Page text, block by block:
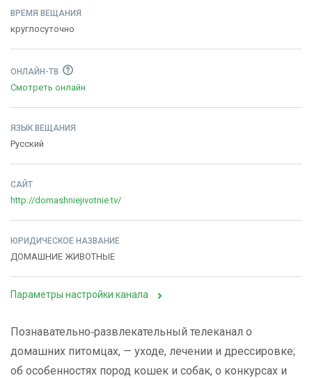
ВРЕМЯ ВЕЩАНИЯ
круглосуточно
ОНЛАЙН-ТВ
Смотреть онлайн
ЯЗЫК ВЕЩАНИЯ
Русский
САЙТ
http://domashniejivotnie.tv/
ЮРИДИЧЕСКОЕ НАЗВАНИЕ
ДОМАШНИЕ ЖИВОТНЫЕ
Параметры настройки канала
Познавательно‑развлекательный телеканал о
домашних питомцах, — уходе, лечении и дрессировке;
об особенностях пород кошек и собак, о конкурсах и